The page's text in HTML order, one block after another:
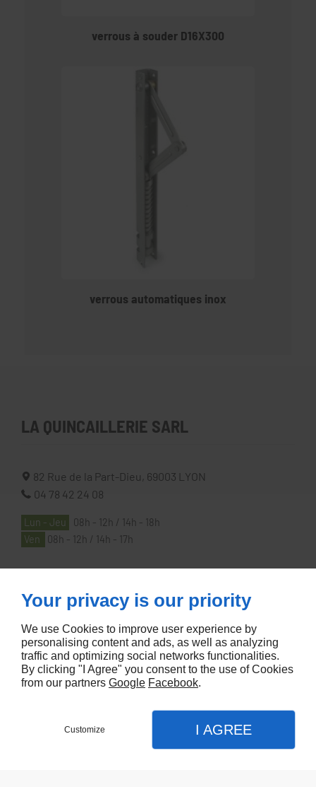
verrous à souder D16X300
verrous automatiques inox
LA QUINCAILLERIE SARL
82 Rue de la Part-Dieu, 69003
LYON
04 78 42 24 08
Lun - Jeu
08h - 12h / 14h - 18h
Ven
08h - 12h / 14h - 17h
À PROPOS
Accueil
Contactez-nous
Mentions légales
Plan du site
Your privacy is our priority
We use Cookies to improve user experience by
personalising content and ads, as well as analyzing
traffic and optimizing social networks functionalities.
By clicking "I Agree" you consent to the use of Cookies
from our partners Google Facebook.
Customize I AGREE